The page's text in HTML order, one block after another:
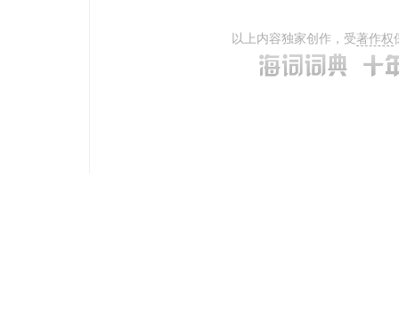
以上内容独家创作，受著作权